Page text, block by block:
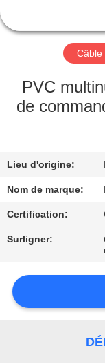
AU
SUJET
NOUS
DE
QUALITÉ
NOUS
Câble
PVC
de
Lieu d'origine:
Nom de marque:
Certification:
Surligner: